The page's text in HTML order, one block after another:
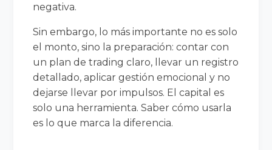
negativa.
Sin embargo, lo más importante no es solo
el monto, sino la preparación: contar con
un plan de trading claro, llevar un registro
detallado, aplicar gestión emocional y no
dejarse llevar por impulsos. El capital es
solo una herramienta. Saber cómo usarla
es lo que marca la diferencia.